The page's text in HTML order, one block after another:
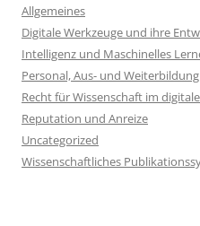
Allgemeines
Digitale Werkzeuge und ihre
Intelligenz und Maschinelles
Personal, Aus- und Weiterbildung
Recht für Wissenschaft im
Reputation und Anreize
Uncategorized
Wissenschaftliches